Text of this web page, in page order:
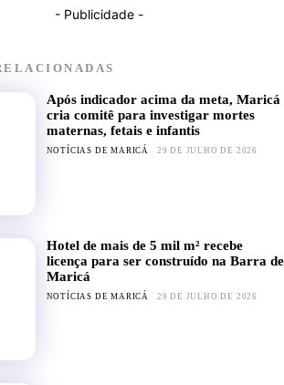
- Publicidade -
Após indicador acima da meta, Maricá
cria comitê para investigar mortes
maternas, fetais e infantis
NOTÍCIAS DE MARICÁ 29 DE JULHO DE 2026
Hotel de mais de 5 mil m² recebe
licença para ser construído na Barra de
Maricá
NOTÍCIAS DE MARICÁ 29 DE JULHO DE 2026